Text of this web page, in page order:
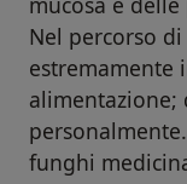
Nel percorso
estremamente
alimentazione;
funghi